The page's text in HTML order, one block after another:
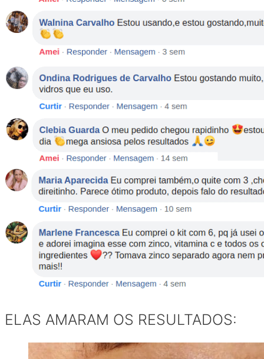
ELAS AMARAM OS RESULTADOS: